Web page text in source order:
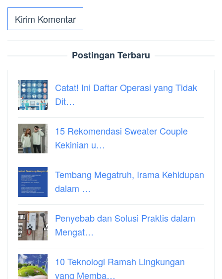
Postingan Terbaru
Catat! Ini Daftar Operasi yang Tidak
Dit…
15 Rekomendasi Sweater Couple
Kekinian u…
Tembang Megatruh, Irama Kehidupan
dalam …
Penyebab dan Solusi Praktis dalam
Mengat…
10 Teknologi Ramah Lingkungan
yang Memba…